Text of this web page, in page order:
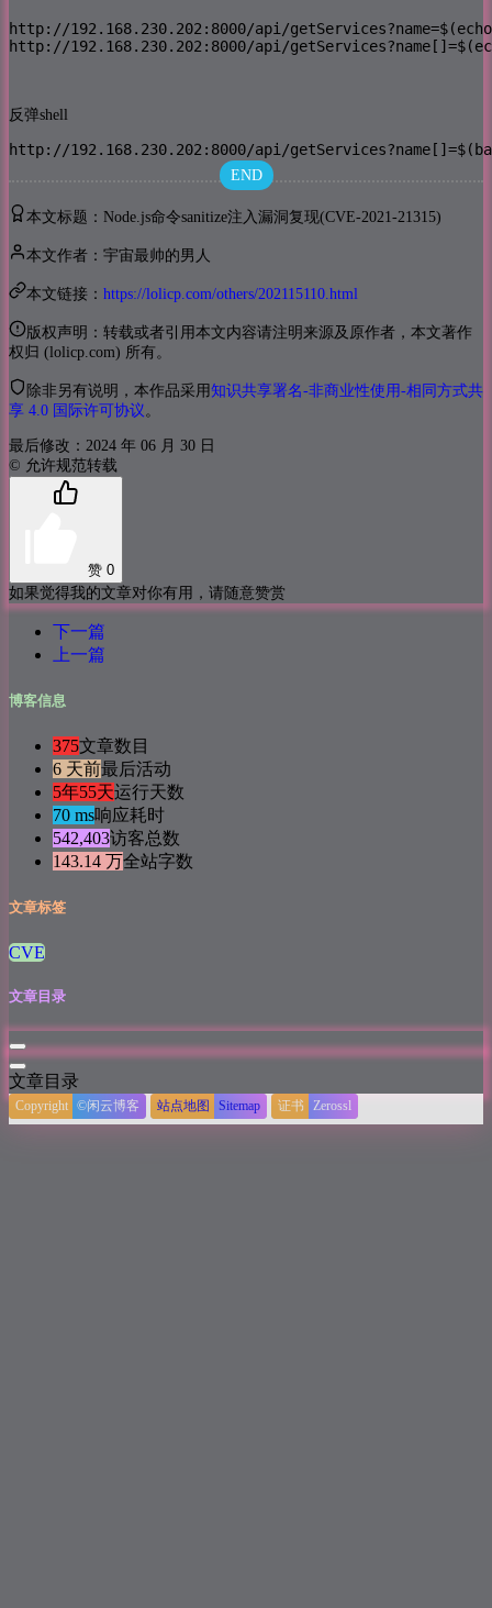
http://192.168.230.202:8000/api/
http://192.168.230.202:8000/api/
反弹shell
http://192.168.230.202:8000/api/
END
本文标题：Node.js命令sanitize注入漏洞复现(CVE-2021-21315)
本文作者：宇宙最帅的男人
本文链接： https://lolicp.com/others/202115110.html
版权声明：转载或者引用本文内容请注明来源及原作者，本文著作
权归 (lolicp.com) 所有。
除非另有说明，本作品采用 知识共享署名-非商业性使用-相同方式共
享 4.0 国际许可协议 。
最后修改：2024 年 06 月 30 日
© 允许规范转载
赞 0
如果觉得我的文章对你有用，请随意赞赏
下一篇
上一篇
博客信息
375文章数目
6 天前最后活动
5年55天运行天数
70 ms响应耗时
542,403访客总数
143.14 万全站字数
文章标签
CVE
文章目录
文章目录
Copyright ©闲云博客 站点地图 Sitemap 证书 Zerossl